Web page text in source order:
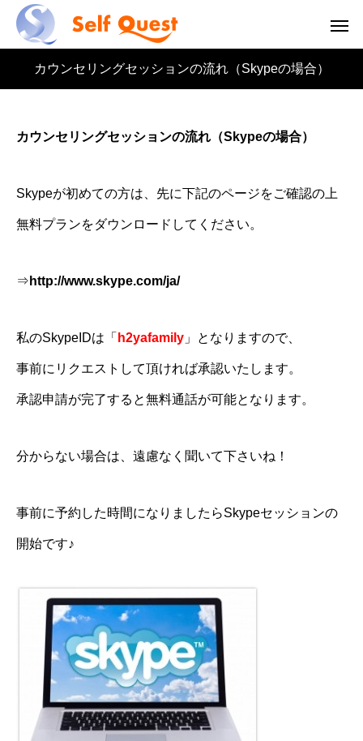
カウンセリングセッションの流れ（Skypeの場合）
カウンセリングセッションの流れ（Skypeの場合）
Skypeが初めての方は、先に下記のページをご確認の上
無料プランをダウンロードしてください。
⇒ http://www.skype.com/ja/
私のSkypeIDは「 h2yafamily 」となりますので、
事前にリクエストして頂ければ承認いたします。
承認申請が完了すると無料通話が可能となります。
分からない場合は、遠慮なく聞いて下さいね！
事前に予約した時間になりましたらSkypeセッションの
開始です♪